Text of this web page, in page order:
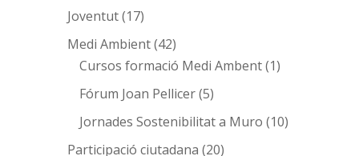
Joventut(17)
Medi Ambient(42)
Cursos formació Medi Ambent(1)
Fórum Joan Pellicer(5)
Jornades Sostenibilitat a Muro (10)
Participació ciutadana (20)